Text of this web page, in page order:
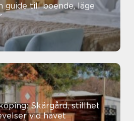
Skärgård, stillhet
vid havet